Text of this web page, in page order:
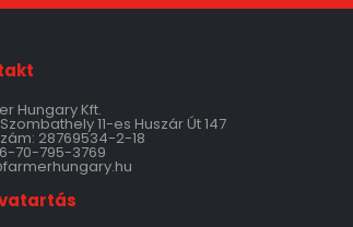
Hungary Kft.
11-es Huszár Út 147
28769534-2-18
70-795-3769